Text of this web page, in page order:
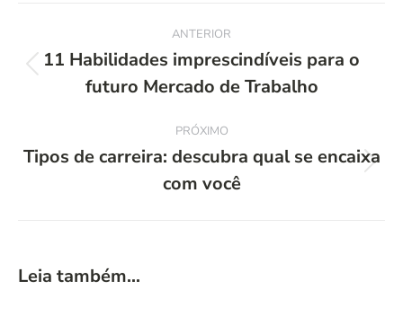
Navegação
de
post:
ANTERIOR
Post
anterior:
11 Habilidades imprescindíveis para o
futuro Mercado de Trabalho
PRÓXIMO
Próximo
post:
Tipos de carreira: descubra qual se encaixa
com você
Leia também...